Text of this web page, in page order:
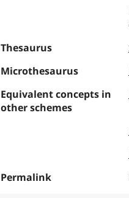
Thesaurus
Microthesaurus
Equivalent concepts in
other schemes
Permalink